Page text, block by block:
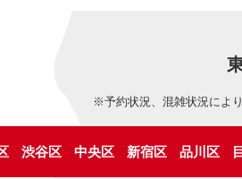
※予約状況、混雑状況によ
渋谷区 中央区 新宿区 品川区